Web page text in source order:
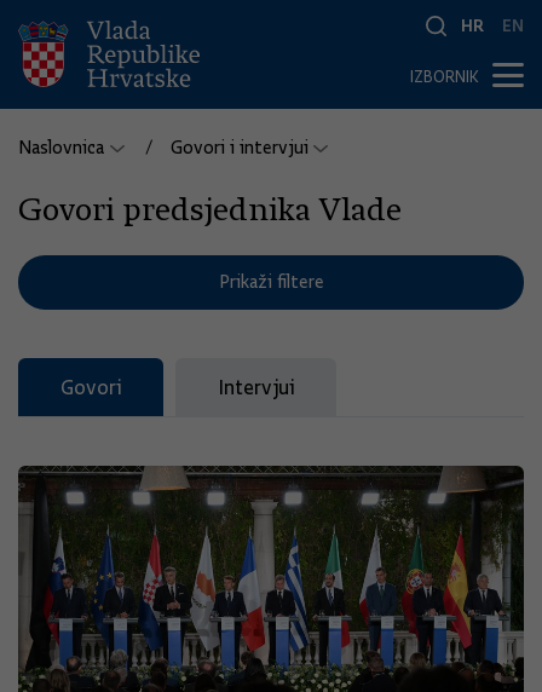
HR EN
IZBORNIK
Naslovnica Govori i intervjui
Govori predsjednika Vlade
Prikaži filtere
Govori Intervjui